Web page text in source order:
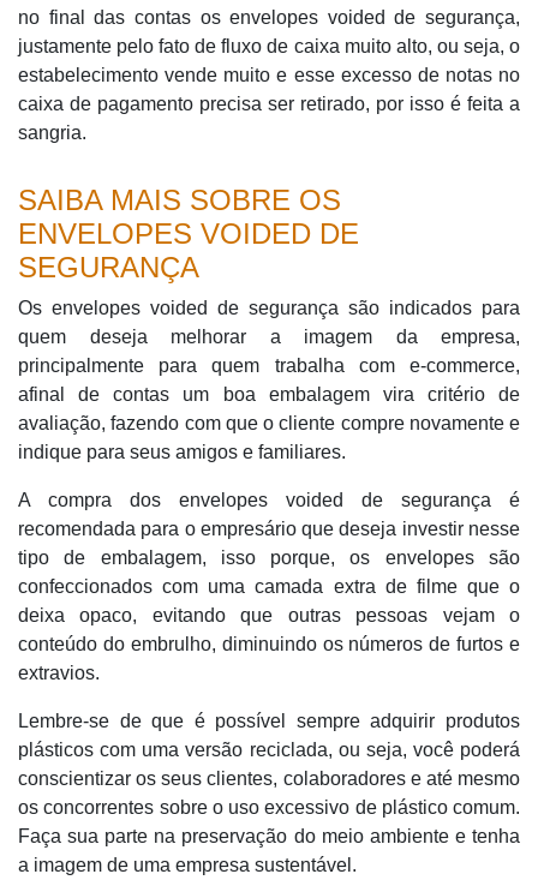
no final das contas os envelopes voided de segurança,
justamente pelo fato de fluxo de caixa muito alto, ou seja, o
estabelecimento vende muito e esse excesso de notas no
caixa de pagamento precisa ser retirado, por isso é feita a
sangria.
SAIBA MAIS SOBRE OS
ENVELOPES VOIDED DE
SEGURANÇA
Os envelopes voided de segurança são indicados para
quem deseja melhorar a imagem da empresa,
principalmente para quem trabalha com e-commerce,
afinal de contas um boa embalagem vira critério de
avaliação, fazendo com que o cliente compre novamente e
indique para seus amigos e familiares.
A compra dos envelopes voided de segurança é
recomendada para o empresário que deseja investir nesse
tipo de embalagem, isso porque, os envelopes são
confeccionados com uma camada extra de filme que o
deixa opaco, evitando que outras pessoas vejam o
conteúdo do embrulho, diminuindo os números de furtos e
extravios.
Lembre-se de que é possível sempre adquirir produtos
plásticos com uma versão reciclada, ou seja, você poderá
conscientizar os seus clientes, colaboradores e até mesmo
os concorrentes sobre o uso excessivo de plástico comum.
Faça sua parte na preservação do meio ambiente e tenha
a imagem de uma empresa sustentável.